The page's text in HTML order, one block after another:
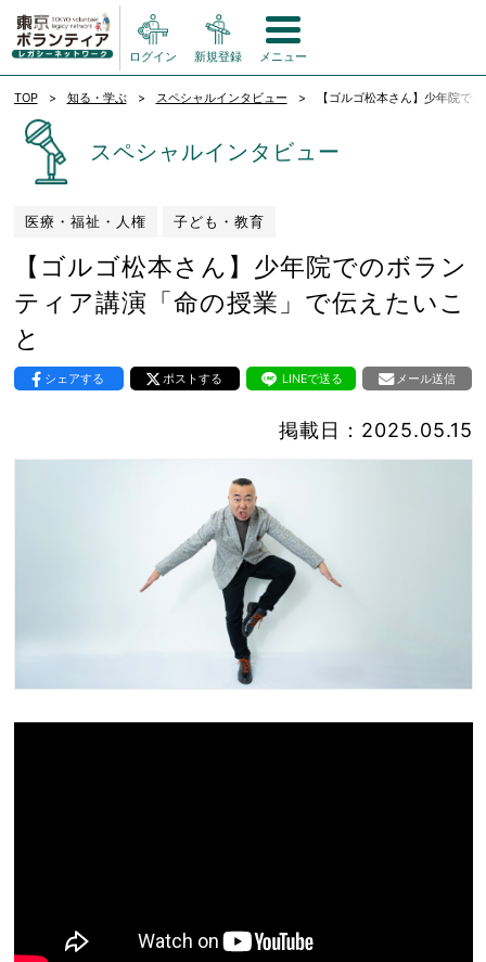
ログイン 新規登録 メニュー
TOP 知る・学ぶ スペシャルインタビュー 【ゴルゴ松本さん】少年院で
スペシャルインタビュー
医療・福祉・人権 子ども・教育
【ゴルゴ松本さん】少年院でのボラン
ティア講演「命の授業」で伝えたいこ
と
シェアする ポストする LINEで送る メール送信
掲載日：2025.05.15